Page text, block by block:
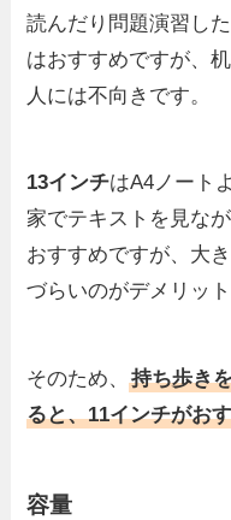
読んだり問題演習し
はおすすめですが、
人には不向きです。
13インチはA4ノート
家でテキストを見な
おすすめですが、大
づらいのがデメリット
そのため、持ち歩き
ると、11インチがお
容量